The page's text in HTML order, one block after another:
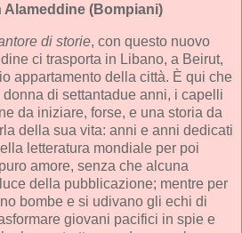
Alameddine (Bompiani)
di storie, con questo nuovo
ci trasporta in Libano, a Beirut,
appartamento della città. È qui che
di settantadue anni, i capelli
da iniziare, forse, e una storia da
della sua vita: anni e anni dedicati
letteratura mondiale per poi
amore, senza che alcuna
della pubblicazione; mentre per
bombe e si udivano gli echi di
giovani pacifici in spie e